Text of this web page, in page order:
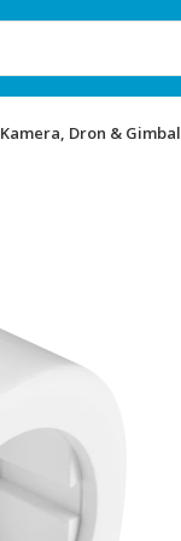
Kamera, Dron & Gimbal